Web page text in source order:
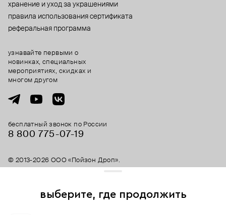
хранение и уход за украшениями
правила использования сертификата
реферальная программа
бесплатный звонок по России
8 800 775⁠-07⁠-19
узнавайте первыми о
новинках, специальных
мероприятиях, скидках и
многом другом
© 2013-2026 ООО «Пойзон Дроп».
все права защищены.
выберите, где продолжить